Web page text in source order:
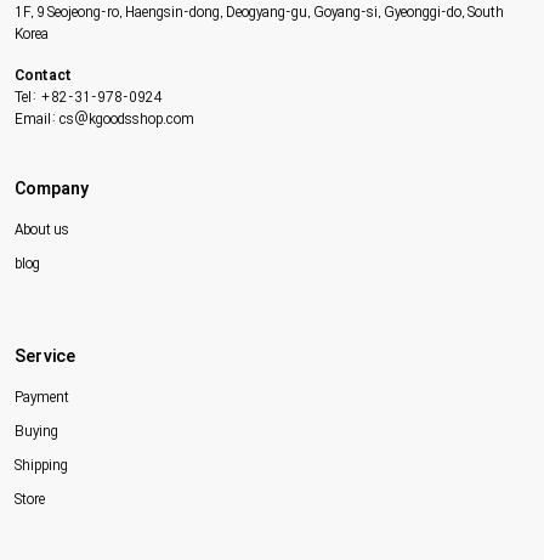
1F, 9 Seojeong-ro, Haengsin-dong, Deogyang-gu, Goyang-si, Gyeonggi-do, South
Korea
Contact
Tel: +82-31-978-0924
Email: cs@kgoodsshop.com
Company
About us
blog
Service
Payment
Buying
Shipping
Store